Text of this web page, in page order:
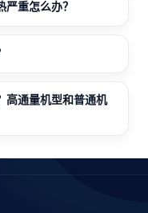
重怎么办？
高通量机型和普通机